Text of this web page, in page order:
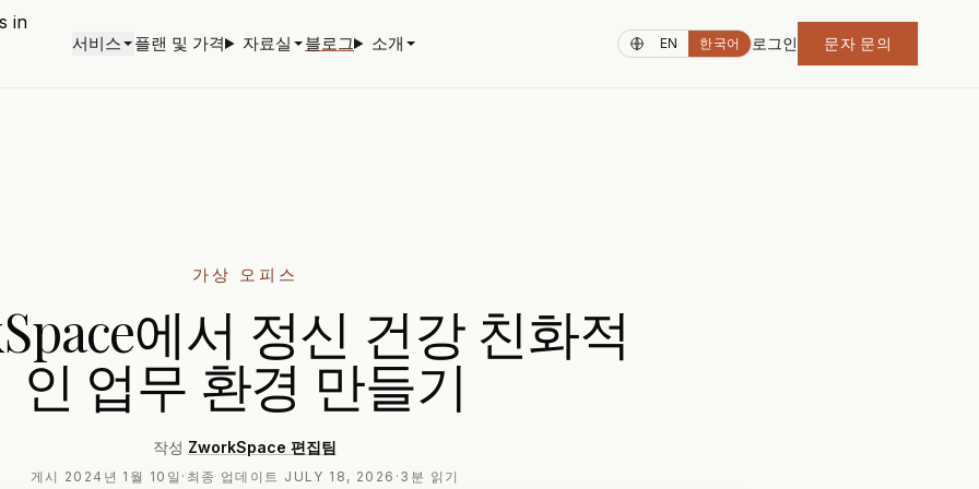
서비스 플랜 및 가격 자료실 블로그 소개 EN 한국어 로그인 문자 문의
가상 오피스
에서 정신 건강 친화적
인 업무 환경 만들기
작성 ZworkSpace 편집팀
게시 2024년 1월 10일 · 최종 업데이트 JULY 18, 2026 · 3분 읽기